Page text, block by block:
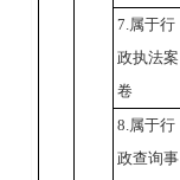
7.属于行
政执法案
卷
8.属于行
政查询事